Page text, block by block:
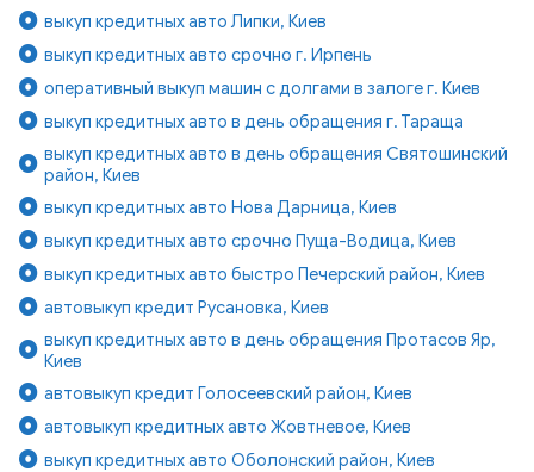
выкуп кредитных авто Липки, Киев
выкуп кредитных авто срочно г. Ирпень
оперативный выкуп машин с долгами в залоге г. Киев
выкуп кредитных авто в день обращения г. Тараща
выкуп кредитных авто в день обращения Святошинский
район, Киев
выкуп кредитных авто Нова Дарница, Киев
выкуп кредитных авто срочно Пуща-Водица, Киев
выкуп кредитных авто быстро Печерский район, Киев
автовыкуп кредит Русановка, Киев
выкуп кредитных авто в день обращения Протасов Яр,
Киев
автовыкуп кредит Голосеевский район, Киев
автовыкуп кредитных авто Жовтневое, Киев
выкуп кредитных авто Оболонский район, Киев